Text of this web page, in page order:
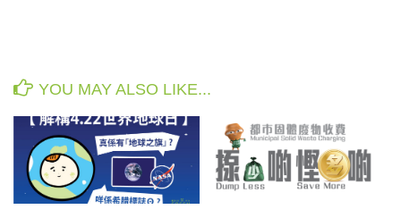
YOU MAY ALSO LIKE...